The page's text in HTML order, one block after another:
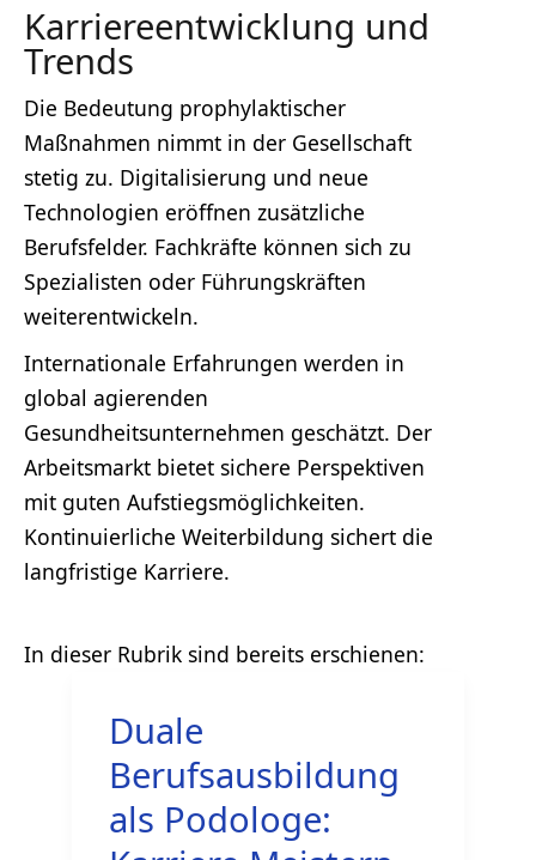
Karriereentwicklung und
Trends
Die Bedeutung prophylaktischer
Maßnahmen nimmt in der Gesellschaft
stetig zu. Digitalisierung und neue
Technologien eröffnen zusätzliche
Berufsfelder. Fachkräfte können sich zu
Spezialisten oder Führungskräften
weiterentwickeln.
Internationale Erfahrungen werden in
global agierenden
Gesundheitsunternehmen geschätzt. Der
Arbeitsmarkt bietet sichere Perspektiven
mit guten Aufstiegsmöglichkeiten.
Kontinuierliche Weiterbildung sichert die
langfristige Karriere.
Duale
Berufsausbildung
als Podologe: